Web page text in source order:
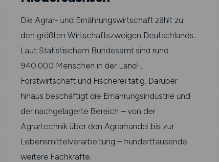
Die Agrar- und Ernährungswirtschaft zählt zu
den größten Wirtschaftszweigen Deutschlands.
Laut Statistischem Bundesamt sind rund
940.000 Menschen in der Land-,
Forstwirtschaft und Fischerei tätig. Darüber
hinaus beschäftigt die Ernährungsindustrie und
der nachgelagerte Bereich – von der
Agrartechnik über den Agrarhandel bis zur
Lebensmittelverarbeitung – hunderttausende
weitere Fachkräfte.